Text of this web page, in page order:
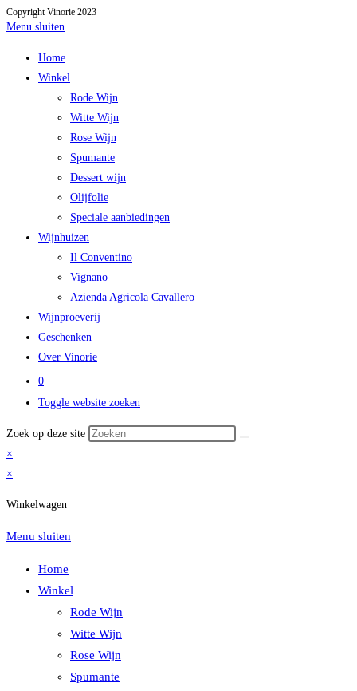
Copyright Vinorie 2023
Menu sluiten
Home
Winkel
Rode Wijn
Witte Wijn
Rose Wijn
Spumante
Dessert wijn
Olijfolie
Speciale aanbiedingen
Wijnhuizen
Il Conventino
Vignano
Azienda Agricola Cavallero
Wijnproeverij
Geschenken
Over Vinorie
0
Toggle website zoeken
Zoek op deze site
×
×
Winkelwagen
Menu sluiten
Home
Winkel
Rode Wijn
Witte Wijn
Rose Wijn
Spumante